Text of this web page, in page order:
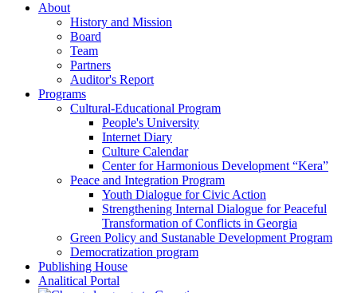
About
History and Mission
Board
Team
Partners
Auditor's Report
Programs
Cultural-Educational Program
People's University
Internet Diary
Culture Calendar
Center for Harmonious Development “Kera”
Peace and Integration Program
Youth Dialogue for Civic Action
Strengthening Internal Dialogue for Peaceful
Transformation of Conflicts in Georgia
Green Policy and Sustanable Development Program
Democratization program
Publishing House
Analitical Portal